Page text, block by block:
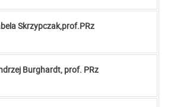
Skrzypczak,prof.PRz
Burghardt, prof. PRz